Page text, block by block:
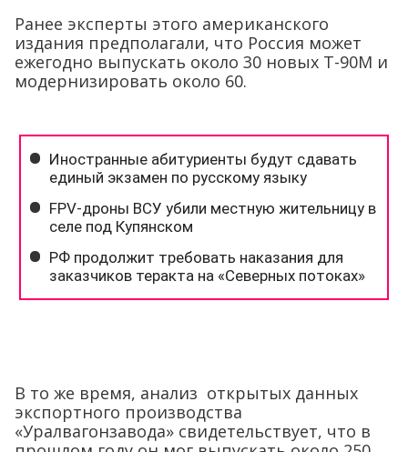
Ранее эксперты этого американского
издания предполагали, что Россия может
ежегодно выпускать около 30 новых Т-90М и
модернизировать около 60.
В то же время, анализ открытых данных
экспортного производства
«Уралвагонзавода» свидетельствует, что в